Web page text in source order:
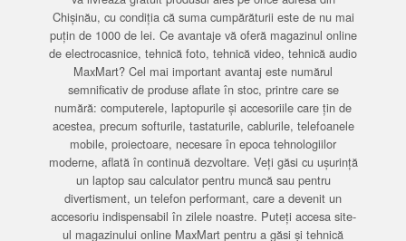
Chișinău, cu condiția că suma cumpărăturii este de nu mai
puțin de 1000 de lei. Ce avantaje vă oferă magazinul online
de electrocasnice, tehnică foto, tehnică video, tehnică audio
MaxMart? Cel mai important avantaj este numărul
semnificativ de produse aflate în stoc, printre care se
numără: computerele, laptopurile și accesoriile care țin de
acestea, precum softurile, tastaturile, cablurile, telefoanele
mobile, proiectoare, necesare în epoca tehnologiilor
moderne, aflată în continuă dezvoltare. Veți găsi cu ușurință
un laptop sau calculator pentru muncă sau pentru
divertisment, un telefon performant, care a devenit un
accesoriu indispensabil în zilele noastre. Puteți accesa site-
ul magazinului online MaxMart pentru a găsi și tehnică